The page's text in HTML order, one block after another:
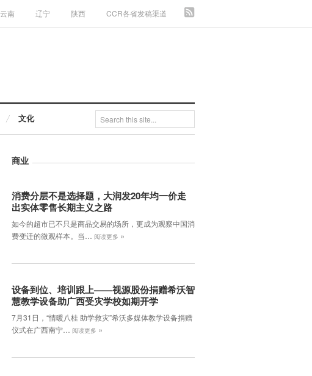
云南 辽宁 陕西 CCR各省发稿渠道
文化
商业
消费分层不是选择题，大润发20年均一价走
出实体零售长期主义之路
如今的超市已不只是商品交易的场所，更成为观察中国消
费变迁的微观样本。当…
阅读更多 »
设备到位、培训跟上——视源股份捐赠希沃智
慧教学设备助广西受灾学校如期开学
7月31日，“情暖八桂 助学救灾”希沃多媒体教学设备捐赠
仪式在广西南宁…
阅读更多 »